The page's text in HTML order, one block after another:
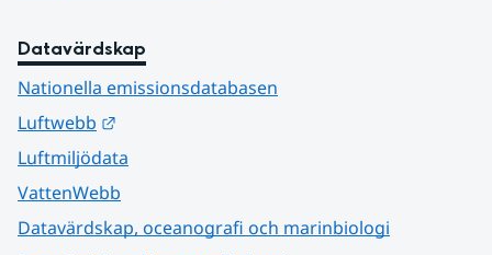
Datavärdskap
Nationella emissionsdatabasen
Luftwebb
Luftmiljödata
VattenWebb
Datavärdskap, oceanografi och marinbiologi